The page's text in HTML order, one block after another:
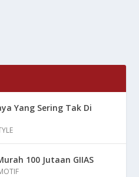
Yang Sering Tak Di
100 Jutaan GIIAS